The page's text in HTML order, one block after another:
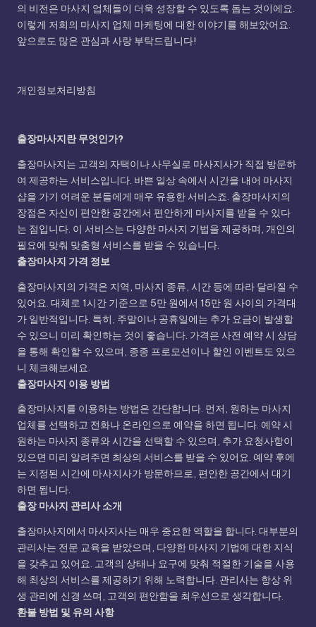
의 비전은 마사지 업체들이 더욱 성장할 수 있도록 돕는 것이에요.
이렇게 저희의 마사지 업체 마케팅에 대한 이야기를 해보았어요.
앞으로도 많은 관심과 사랑 부탁드립니다!
개인정보처리방침
출장마사지란 무엇인가?
출장마사지는 고객의 자택이나 사무실로 마사지사가 직접 방문하
여 제공하는 서비스입니다. 바쁜 일상 속에서 시간을 내어 마사지
샵을 가기 어려운 분들에게 매우 유용한 서비스죠. 출장마사지의
장점은 자신이 편안한 공간에서 편안하게 마사지를 받을 수 있다
는 점입니다. 이 서비스는 다양한 마사지 기법을 제공하며, 개인의
필요에 맞춰 맞춤형 서비스를 받을 수 있습니다.
출장마사지 가격 정보
출장마사지의 가격은 지역, 마사지 종류, 시간 등에 따라 달라질 수
있어요. 대체로 1시간 기준으로 5만 원에서 15만 원 사이의 가격대
가 일반적입니다. 특히, 주말이나 공휴일에는 추가 요금이 발생할
수 있으니 미리 확인하는 것이 좋습니다. 가격은 사전 예약 시 상담
을 통해 확인할 수 있으며, 종종 프로모션이나 할인 이벤트도 있으
니 체크해보세요.
출장마사지 이용 방법
출장마사지를 이용하는 방법은 간단합니다. 먼저, 원하는 마사지
업체를 선택하고 전화나 온라인으로 예약을 하면 됩니다. 예약 시
원하는 마사지 종류와 시간을 선택할 수 있으며, 추가 요청사항이
있으면 미리 알려주면 최상의 서비스를 받을 수 있어요. 예약 후에
는 지정된 시간에 마사지사가 방문하므로, 편안한 공간에서 대기
하면 됩니다.
출장 마사지 관리사 소개
출장마사지에서 마사지사는 매우 중요한 역할을 합니다. 대부분의
관리사는 전문 교육을 받았으며, 다양한 마사지 기법에 대한 지식
을 갖추고 있어요. 고객의 상태나 요구에 맞춰 적절한 기술을 사용
해 최상의 서비스를 제공하기 위해 노력합니다. 관리사는 항상 위
생 관리에 신경 쓰며, 고객의 편안함을 최우선으로 생각합니다.
환불 방법 및 유의 사항